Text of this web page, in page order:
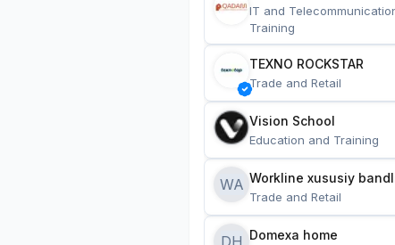
IT and
Training
TEXNO ROCKSTAR
Trade and Retail
Vision School
Education and Training
WA Workline xususiy
Trade and Retail
DH Domexa home